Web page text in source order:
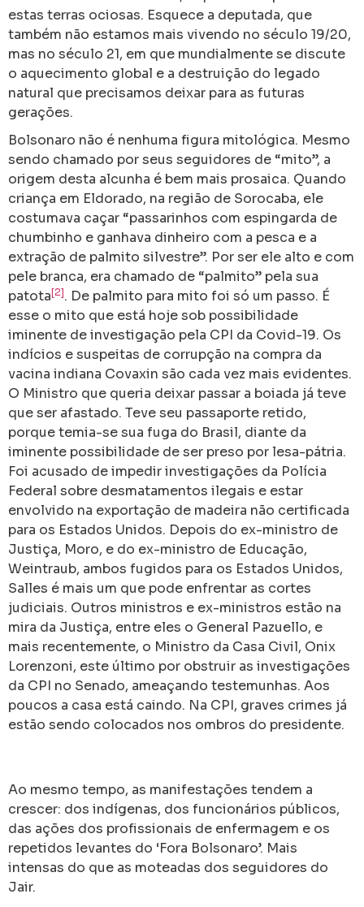
estas terras ociosas. Esquece a deputada, que
também não estamos mais vivendo no século 19/20,
mas no século 21, em que mundialmente se discute
o aquecimento global e a destruição do legado
natural que precisamos deixar para as futuras
gerações.
Bolsonaro não é nenhuma figura mitológica. Mesmo
sendo chamado por seus seguidores de “mito”, a
origem desta alcunha é bem mais prosaica. Quando
criança em Eldorado, na região de Sorocaba, ele
costumava caçar “passarinhos com espingarda de
chumbinho e ganhava dinheiro com a pesca e a
extração de palmito silvestre”. Por ser ele alto e com
pele branca, era chamado de “palmito” pela sua
patota[2]. De palmito para mito foi só um passo. É
esse o mito que está hoje sob possibilidade
iminente de investigação pela CPI da Covid-19. Os
indícios e suspeitas de corrupção na compra da
vacina indiana Covaxin são cada vez mais evidentes.
O Ministro que queria deixar passar a boiada já teve
que ser afastado. Teve seu passaporte retido,
porque temia-se sua fuga do Brasil, diante da
iminente possibilidade de ser preso por lesa-pátria.
Foi acusado de impedir investigações da Polícia
Federal sobre desmatamentos ilegais e estar
envolvido na exportação de madeira não certificada
para os Estados Unidos. Depois do ex-ministro de
Justiça, Moro, e do ex-ministro de Educação,
Weintraub, ambos fugidos para os Estados Unidos,
Salles é mais um que pode enfrentar as cortes
judiciais. Outros ministros e ex-ministros estão na
mira da Justiça, entre eles o General Pazuello, e
mais recentemente, o Ministro da Casa Civil, Onix
Lorenzoni, este último por obstruir as investigações
da CPI no Senado, ameaçando testemunhas. Aos
poucos a casa está caindo. Na CPI, graves crimes já
estão sendo colocados nos ombros do presidente.
Ao mesmo tempo, as manifestações tendem a
crescer: dos indígenas, dos funcionários públicos,
das ações dos profissionais de enfermagem e os
repetidos levantes do ‘Fora Bolsonaro’. Mais
intensas do que as moteadas dos seguidores do
Jair.